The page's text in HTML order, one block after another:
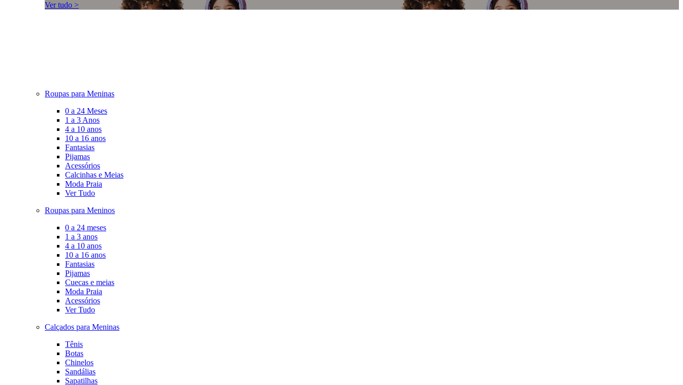
Ver tudo >
Roupas para Meninas
0 a 24 Meses
1 a 3 Anos
4 a 10 anos
10 a 16 anos
Fantasias
Pijamas
Acessórios
Calcinhas e Meias
Moda Praia
Ver Tudo
Roupas para Meninos
0 a 24 meses
1 a 3 anos
4 a 10 anos
10 a 16 anos
Fantasias
Pijamas
Cuecas e meias
Moda Praia
Acessórios
Ver Tudo
Calçados para Meninas
Tênis
Botas
Chinelos
Sandálias
Sapatilhas